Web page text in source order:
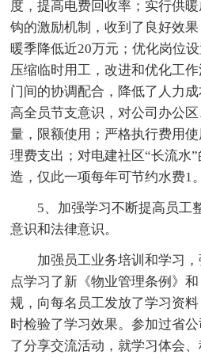
度，提高电费回收率；实行供
钩的激励机制，收到了良好效
暖季降低近20万元；优化岗位
压缩临时用工，改进和优化工
门间的协调配合，降低了人力
高全员节支意识，对公司办公
量，限额使用；严格执行费用
理费支出；对电建社区“长流水
造，仅此一项每年可节约水费1
5、加强学习不断提高员工
意识和法律意识。
加强员工业务培训和学习
点学习了新《物业管理条例》
规，向每名员工发放了学习资
时检验了学习效果。参加过省
了分享交流活动，就学习体会